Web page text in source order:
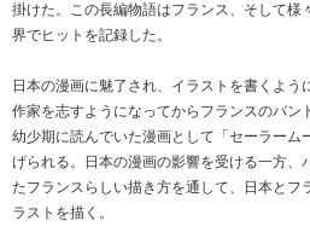
掛けた。この長編物語はフランス、そして様
界でヒットを記録した。
日本の漫画に魅了され、イラストを書くよう
作家を志すようになってからフランスのバン
幼少期に読んでいた漫画として「セーラーム
げられる。日本の漫画の影響を受ける一方、
たフランスらしい描き方を通して、日本とフ
ラストを描く。